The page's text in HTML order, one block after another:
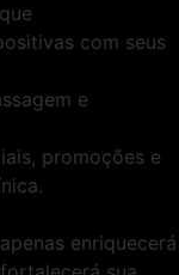
com seus
e
promoções e
enriquecerá